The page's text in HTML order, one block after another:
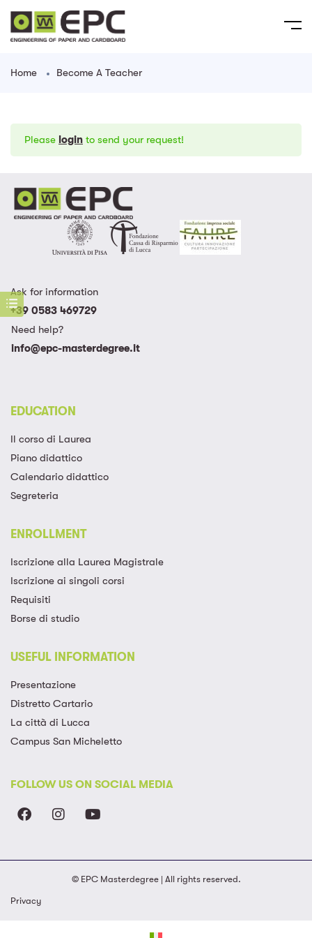
Home Become A Teacher
Please login to send your request!
Ask for information
+39 0583 469729
Need help?
info@epc-masterdegree.it
EDUCATION
Il corso di Laurea
Piano didattico
Calendario didattico
Segreteria
ENROLLMENT
Iscrizione alla Laurea Magistrale​
Iscrizione ai singoli corsi​
Requisiti
Borse di studio
USEFUL INFORMATION
Presentazione
Distretto Cartario
La città di Lucca
Campus San Micheletto
FOLLOW US ON SOCIAL MEDIA
© EPC Masterdegree | All rights reserved.
Privacy